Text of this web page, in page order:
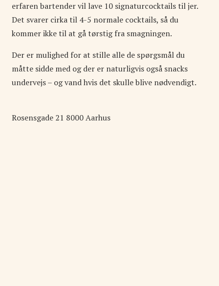
erfaren bartender vil lave 10 signaturcocktails til jer.
Det svarer cirka til 4-5 normale cocktails, så du
kommer ikke til at gå tørstig fra smagningen.
Der er mulighed for at stille alle de spørgsmål du
måtte sidde med og der er naturligvis også snacks
undervejs – og vand hvis det skulle blive nødvendigt.
Rosensgade 21 8000Aarhus